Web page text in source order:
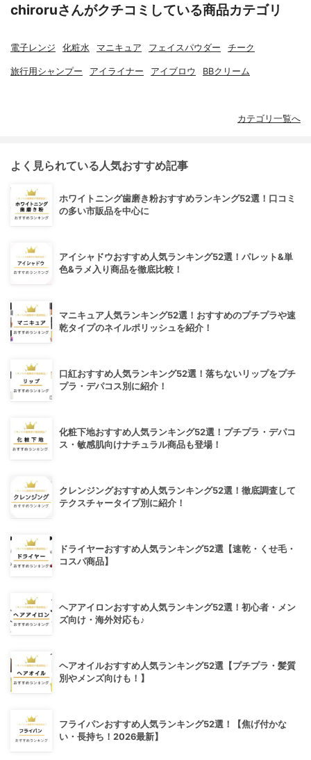
chiroruさんがクチコミしている商品カテゴリ
電子レンジ 化粧水 マニキュア フェイスパウダー チーク
旅行用シャンプー アイライナー アイブロウ BBクリーム
カテゴリ一覧へ
よく見られている人気おすすめ記事
ホワイトニング歯磨き粉おすすめランキング52選！口コミ
の多い市販品を中心に
アイシャドウおすすめ人気ランキング52選！パレット&単
色&ラメ入り商品を徹底比較！
マニキュア人気ランキング52選！おすすめのプチプラや速
乾タイプのネイルポリッシュを紹介！
口紅おすすめ人気ランキング52選！落ちないリップをプチ
プラ・デパコス別に紹介！
化粧下地おすすめ人気ランキング52選！プチプラ・デパコ
ス・敏感肌向けナチュラル商品も登場！
クレンジングおすすめ人気ランキング52選！徹底調査して
テクスチャータイプ別に紹介！
ドライヤーおすすめ人気ランキング52選【速乾・くせ毛・
コスパ商品】
ヘアアイロンおすすめ人気ランキング52選！初心者・メン
ズ向け・海外対応も♪
ヘアオイルおすすめ人気ランキング52選【プチプラ・髪質
別やメンズ向けも！】
フライパンおすすめ人気ランキング52選！【焦げ付かな
い・長持ち！2026最新】